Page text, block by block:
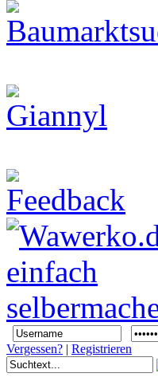
Vergessen? | Registrieren